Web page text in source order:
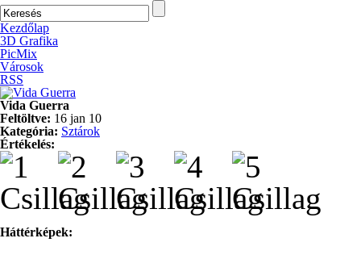
Kezdőlap
3D Grafika
PicMix
Városok
RSS
Vida Guerra
Feltöltve: 16 jan 10
Kategória: Sztárok
Értékelés:
Háttérképek: